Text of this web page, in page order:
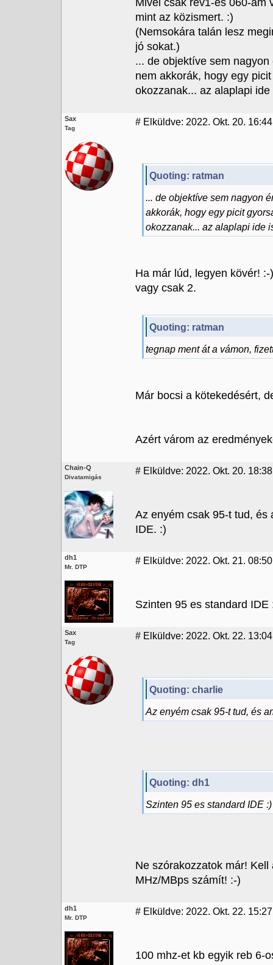
Mivel csak rev1-es 060-am
mint az közismert. :)
(Nemsokára talán lesz
jó sokat.)
... de objektíve sem
nem akkorák, hogy egy
okozzanak... az alaplapi
Sax
Tag
# Elküldve: 2022. Okt. 20. 16:44
Quoting: ratman
... de objektíve sem nagyon
akkorák, hogy egy picit
okozzanak... az alaplapi ide
Ha már lúd, legyen kövér!
vagy csak 2.
Quoting: ratman
tegnap ment át a vámon,
Már bocsi a kötekedésért,
Azért várom az
Chain-Q
Divatamigás
# Elküldve: 2022. Okt. 20. 18:38
Az enyém csak 95-t tud, és
IDE. :)
dh1
Mr. DTP
# Elküldve: 2022. Okt. 21. 08:50
Szinten 95 es standard IDE
Sax
Tag
# Elküldve: 2022. Okt. 22. 13:04
Quoting: charlie
Az enyém csak 95-t tud, és
Quoting: dh1
Szinten 95 es standard IDE :)
Ne szórakozzatok már!
MHz/MBps számít! :-)
dh1
Mr. DTP
# Elküldve: 2022. Okt. 22. 15:27
100 mhz-et kb egyik reb 6-